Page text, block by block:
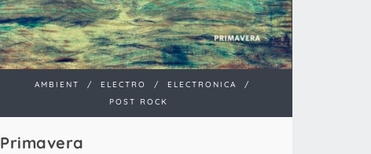
AMBIENT / ELECTRO / ELECTRONICA
/
POST ROCK
Primavera